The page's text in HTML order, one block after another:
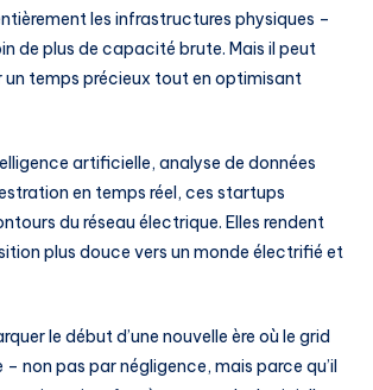
les infrastructures physiques –
de plus de capacité brute. Mais il peut
un temps précieux tout en optimisant
artificielle, analyse de données
en temps réel, ces startups
du réseau électrique. Elles rendent
plus douce vers un monde électrifié et
le début d’une nouvelle ère où le grid
– non pas par négligence, mais parce qu’il